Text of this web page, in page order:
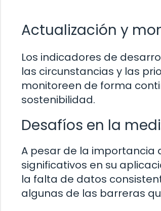
Actualización y
Los indicadores de
las circunstancias y las
monitoreen de forma
sostenibilidad.
Desafíos en la
A pesar de la importancia
significativos en su
la falta de datos
algunas de las barreras